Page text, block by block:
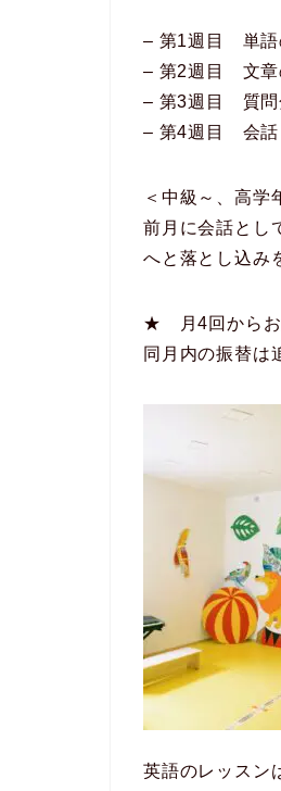
– 第1週目 単語
– 第2週目 文章
– 第3週目 質問
– 第4週目 会話
＜中級～、高学
前月に会話とし
へと落とし込み
★ 月4回からお
同月内の振替は
英語のレッスン